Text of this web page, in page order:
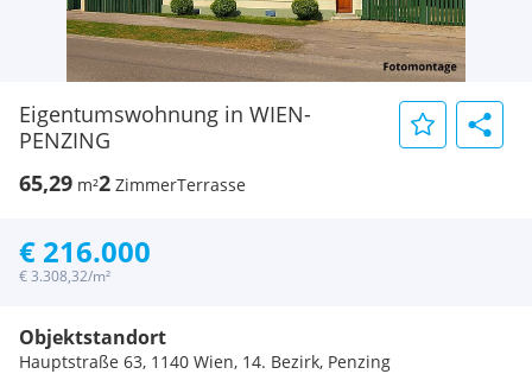
Eigentumswohnung in WIEN-
PENZING
65,29 m²2 ZimmerTerrasse
€ 216.000
€ 3.308,32/m²
Objektstandort
Hauptstraße 63, 1140 Wien, 14. Bezirk, Penzing